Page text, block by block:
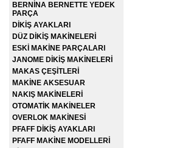
BERNİNA BERNETTE YEDEK
PARÇA
DİKİŞ AYAKLARI
DÜZ DİKİŞ MAKİNELERİ
ESKİ MAKİNE PARÇALARI
JANOME DİKİŞ MAKİNELERİ
MAKAS ÇEŞİTLERİ
MAKİNE AKSESUAR
NAKIŞ MAKİNELERİ
OTOMATİK MAKİNELER
OVERLOK MAKİNESİ
PFAFF DİKİŞ AYAKLARI
PFAFF MAKİNE MODELLERİ